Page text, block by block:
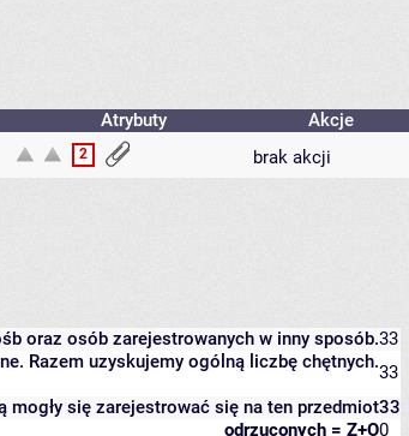
Atrybuty
Akcje
2 brak akcji
oraz osób zarejestrowanych w inny sposób.33
Razem uzyskujemy ogólną liczbę chętnych.33
się zarejestrować się na ten przedmiot33
odrzuconych = Z+O0